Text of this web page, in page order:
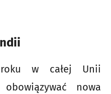
w całej Unii
nowa